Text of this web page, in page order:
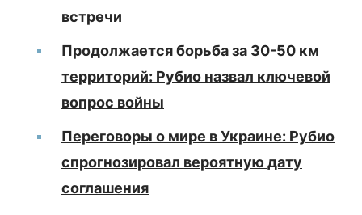
встречи
Продолжается борьба за 30-50 км
территорий: Рубио назвал ключевой
вопрос войны
Переговоры о мире в Украине: Рубио
спрогнозировал вероятную дату
соглашения